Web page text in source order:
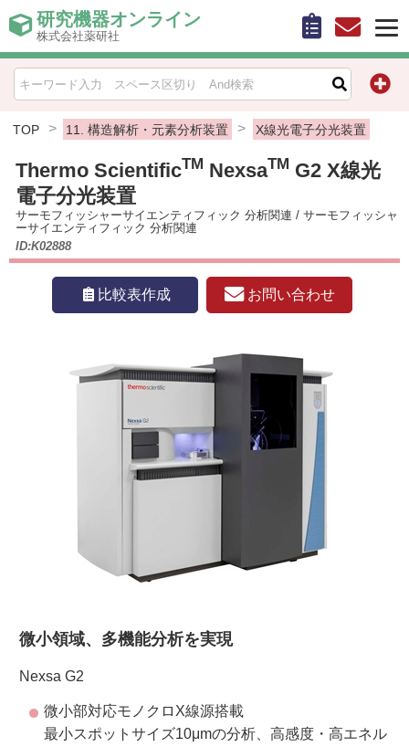
研究機器オンライン
株式会社薬研社
TOP 11. 構造解析・元素分析装置 X線光電子分光装置
Thermo ScientificTM NexsaTM G2 X線光
電子分光装置
サーモフィッシャーサイエンティフィック 分析関連 / サーモフィッシャ
ーサイエンティフィック 分析関連
ID:K02888
比較表作成 お問い合わせ
微小領域、多機能分析を実現
Nexsa G2
微小部対応モノクロX線源搭載
最小スポットサイズ10μmの分析、高感度・高エネル
HOME
比較表作成
お問い合わせ
お知らせ
機器キャンペーン情報一覧
カテゴリー一覧
ラボプランニング
薬研社 ホームページ